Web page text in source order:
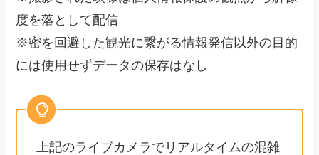
度を落として配信
※密を回避した観光に繋がる情報発信以外の目的
には使用せずデータの保存はなし
上記のライブカメラでリアルタイムの混雑